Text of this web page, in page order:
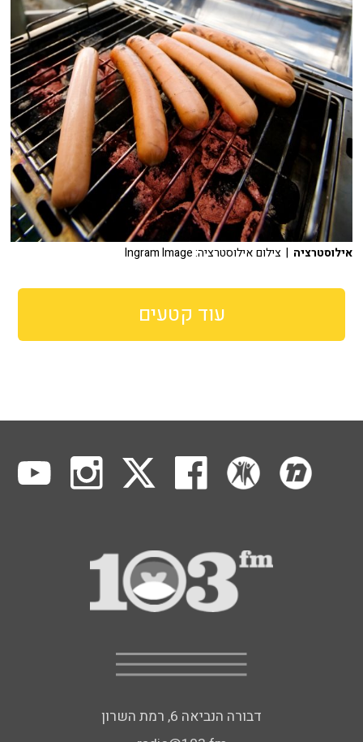
אילוסטרציה | צילום אילוסטרציה: Ingram Image
עוד קטעים
דבורה הנביאה 6, רמת השרון